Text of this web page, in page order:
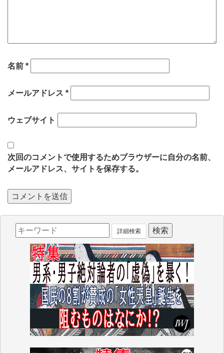
名前 *
メールアドレス *
ウェブサイト
次回のコメントで使用するためブラウザーに自分の名前、
メールアドレス、サイトを保存する。
詳細検索